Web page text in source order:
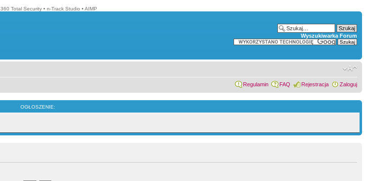
360 Total Security • n-Track Studio • AIMP
Wyszukiwarka Forum
Regulamin FAQ Rejestracja Zaloguj
OGŁOSZENIE: